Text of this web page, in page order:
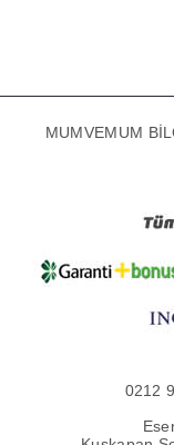
MUMVEMUM
0212